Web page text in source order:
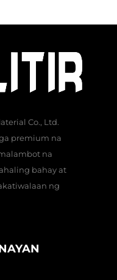
Co., Ltd.
premium na
na
bahay at
ng